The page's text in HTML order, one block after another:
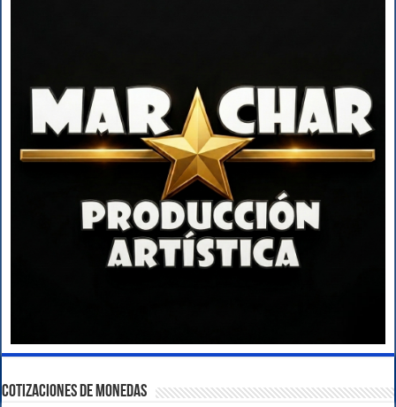
COTIZACIONES DE MONEDAS